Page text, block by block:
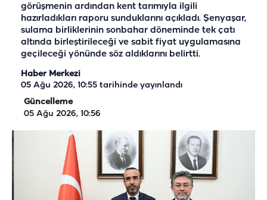
görüşmenin ardından kent tarımıyla ilgili
hazırladıkları raporu sunduklarını açıkladı. Şenyaşar,
sulama birliklerinin sonbahar döneminde tek çatı
altında birleştirileceği ve sabit fiyat uygulamasına
geçileceği yönünde söz aldıklarını belirtti.
Haber Merkezi
05 Ağu 2026, 10:55 tarihinde yayınlandı
Güncelleme
05 Ağu 2026, 10:56